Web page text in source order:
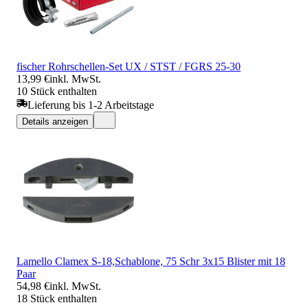
fischer Rohrschellen-Set UX / STST / FGRS 25-30
13,99 €inkl. MwSt.
10 Stück enthalten
Lieferung bis 1-2 Arbeitstage
Details anzeigen
Lamello Clamex S-18,Schablone, 75 Schr 3x15 Blister mit 18
Paar
54,98 €inkl. MwSt.
18 Stück enthalten